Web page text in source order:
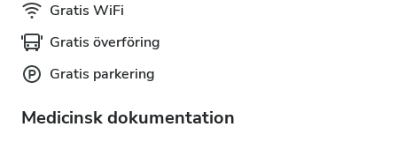
Gratis WiFi
Gratis överföring
Gratis parkering
Medicinsk dokumentation